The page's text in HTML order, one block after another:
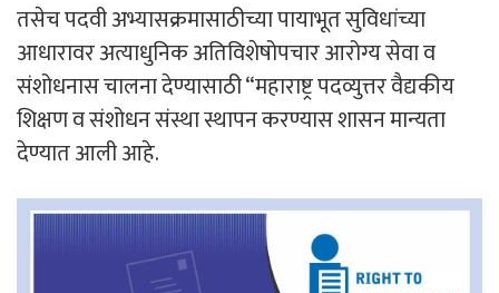
तसेच पदवी अभ्यासक्रमासाठीच्या पायाभूत सुविधांच्या
आधारावर अत्याधुनिक अतिविशेषोपचार आरोग्य सेवा व
संशोधनास चालना देण्यासाठी “महाराष्ट्र पदव्युत्तर वैद्यकीय
शिक्षण व संशोधन संस्था स्थापन करण्यास शासन मान्यता
देण्यात आली आहे.